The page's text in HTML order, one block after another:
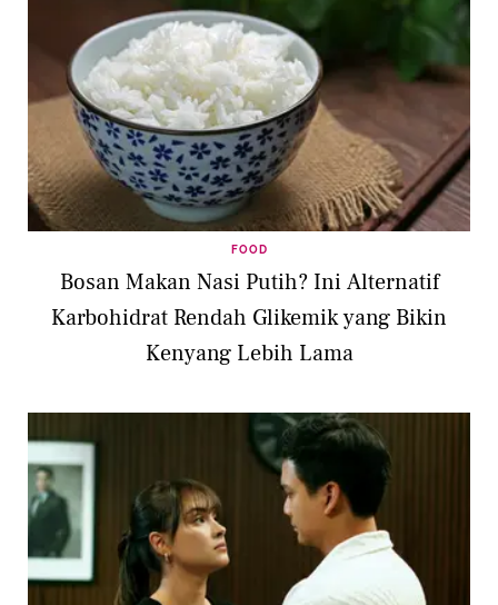
FOOD
Bosan Makan Nasi Putih? Ini Alternatif
Karbohidrat Rendah Glikemik yang Bikin
Kenyang Lebih Lama